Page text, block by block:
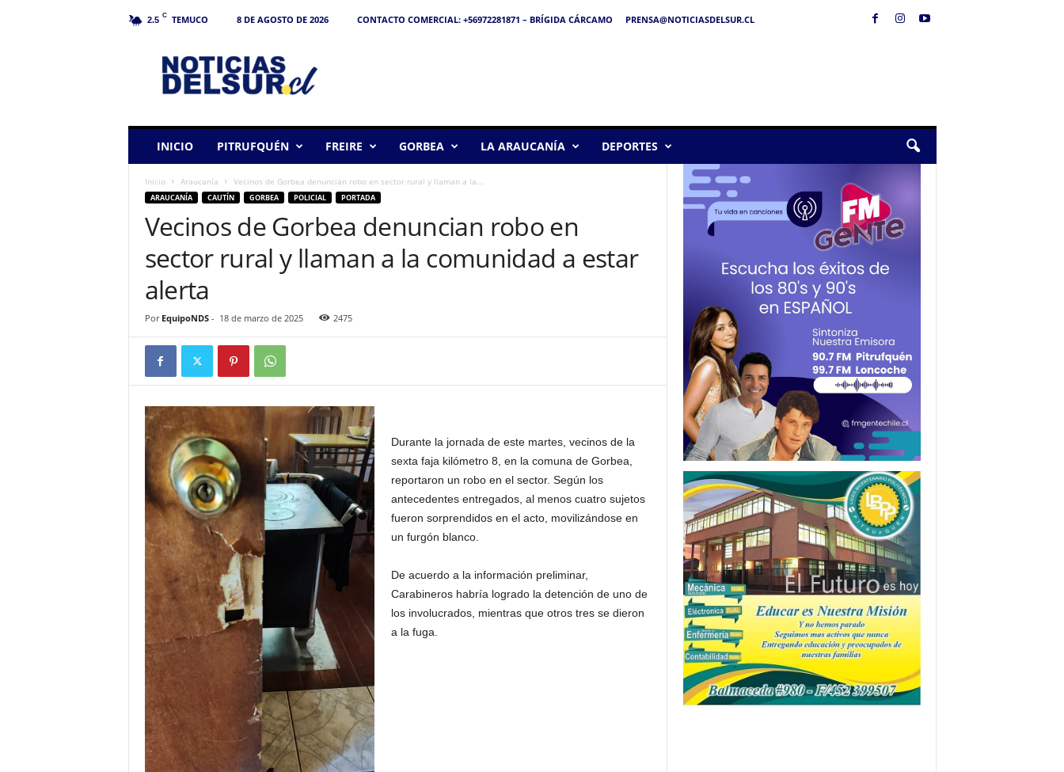
2.5 C TEMUCO 8 DE AGOSTO DE 2026 CONTACTO COMERCIAL: +56972281871 – BRÍGIDA CÁRCAMO
PRENSA@NOTICIASDELSUR.CL
INICIO PITRUFQUÉN FREIRE GORBEA LA ARAUCANÍA DEPORTES
Inicio Araucanía Vecinos de Gorbea denuncian robo en sector rural y llaman a la...
ARAUCANÍA CAUTÍN GORBEA POLICIAL PORTADA
Vecinos de Gorbea denuncian robo en
sector rural y llaman a la comunidad a estar
alerta
Por EquipoNDS- 18 de marzo de 2025 2475
Durante la jornada de este martes, vecinos de la
sexta faja kilómetro 8, en la comuna de Gorbea,
reportaron un robo en el sector. Según los
antecedentes entregados, al menos cuatro sujetos
fueron sorprendidos en el acto, movilizándose en
un furgón blanco.
De acuerdo a la información preliminar,
Carabineros habría logrado la detención de uno de
los involucrados, mientras que otros tres se dieron
a la fuga.